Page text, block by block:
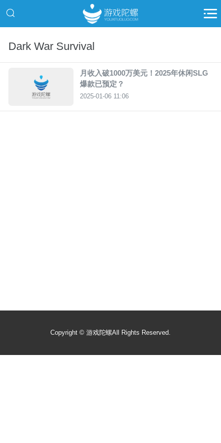
Dark War Survival
月收入破1000万美元！2025年休闲SLG
爆款已预定？
2025-01-06 11:06
Copyright © 游戏陀螺All Rights Reserved.